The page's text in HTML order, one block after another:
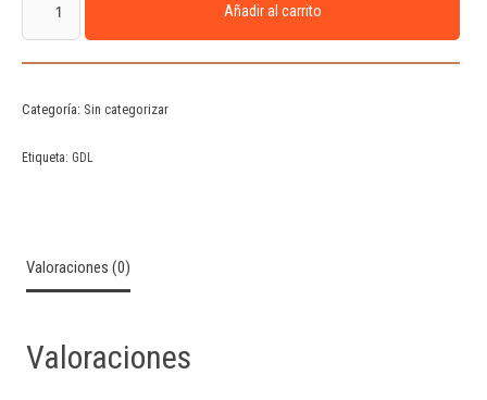
Añadir al carrito
Categoría: Sin categorizar
Etiqueta: GDL
Valoraciones (0)
Valoraciones